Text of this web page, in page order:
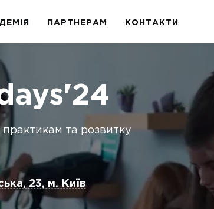
ПАРТНЕРАМ КОНТАКТИ
та розвитку
23, м. Київ